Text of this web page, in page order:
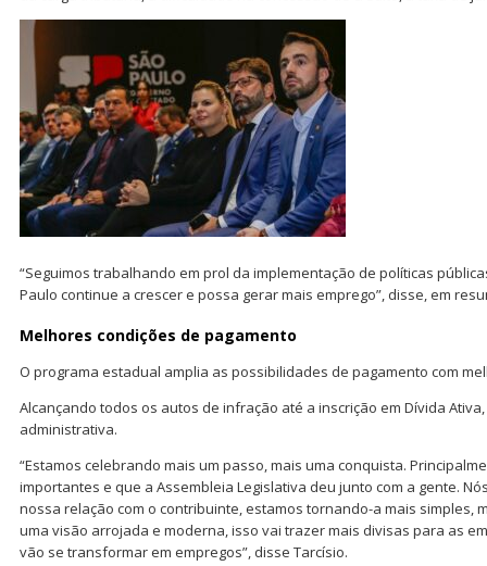
“Seguimos trabalhando em prol da implementação de políticas
Paulo continue a crescer e possa gerar mais emprego”, disse, em
Melhores condições de pagamento
O programa estadual amplia as possibilidades de pagamento com
Alcançando todos os autos de infração até a inscrição em Dívida
administrativa.
“Estamos celebrando mais um passo, mais uma conquista.
importantes e que a Assembleia Legislativa deu junto com a gente.
nossa relação com o contribuinte, estamos tornando-a mais simples,
uma visão arrojada e moderna, isso vai trazer mais divisas para as
vão se transformar em empregos”, disse Tarcísio.